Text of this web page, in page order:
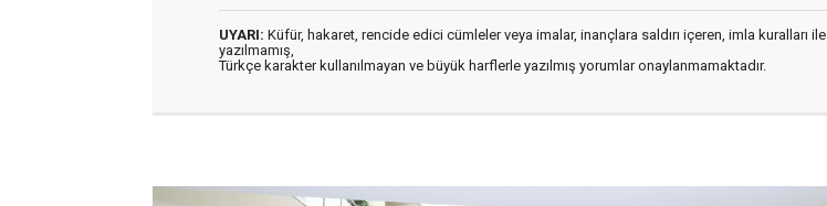
UYARI: Küfür, hakaret, rencide edici cümleler veya imalar, inançlara saldırı içeren, imla kuralları ile
yazılmamış,
Türkçe karakter kullanılmayan ve büyük harflerle yazılmış yorumlar onaylanmamaktadır.